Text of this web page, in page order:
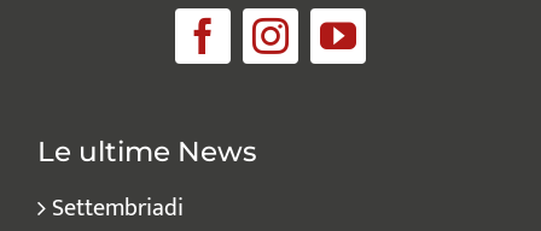
Le ultime News
Settembriadi